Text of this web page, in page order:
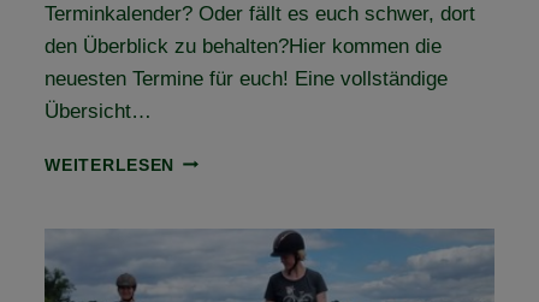
Terminkalender? Oder fällt es euch schwer, dort
den Überblick zu behalten?Hier kommen die
neuesten Termine für euch! Eine vollständige
Übersicht…
WEITERLESEN
NEUE